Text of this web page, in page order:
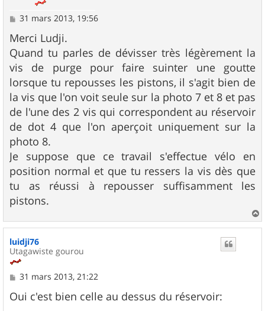
M
s
s
a
g
e
31 mars 2013, 19:56
Merci Ludji.
Quand tu parles de dévisser très légèrement la
vis de purge pour faire suinter une goutte
lorsque tu repousses les pistons, il s'agit bien de
la vis que l'on voit seule sur la photo 7 et 8 et pas
de l'une des 2 vis qui correspondent au réservoir
de dot 4 que l'on aperçoit uniquement sur la
photo 8.
Je suppose que ce travail s'effectue vélo en
position normal et que tu ressers la vis dès que
tu as réussi à repousser suffisamment les
pistons.
a
luidji76
Utagawiste gourou
M
s
s
31 mars 2013, 21:22
Oui c'est bien celle au dessus du réservoir: